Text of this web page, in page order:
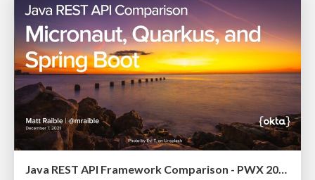
Java REST API Framework Comparison - PWX 2021